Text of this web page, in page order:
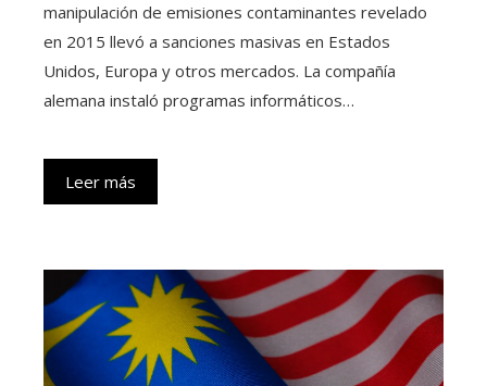
manipulación de emisiones contaminantes revelado
en 2015 llevó a sanciones masivas en Estados
Unidos, Europa y otros mercados. La compañía
alemana instaló programas informáticos…
Leer más